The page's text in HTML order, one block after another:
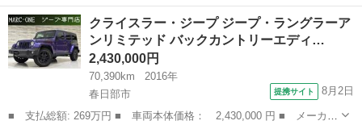
ー名： ランドローバー ■ 車種名： レンジローバースポーツ ■
グレード名： オートバイオグラフィー Ｐ４００ ■ 排気量：
3000...
埼玉 さいたま市
クライスラー・ジープ ジープ・ラングラーア
ンリミテッド バックカントリーエディ…
2,430,000円
70,390km
2016年
春日部市
提携サイト 8月2日
■ 支払総額: 269万円 ■ 車両本体価格： 2,430,000 円 ■ メーカー